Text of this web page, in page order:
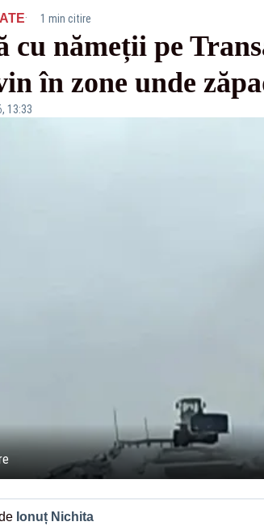
· 1 min citire
cu nămeții pe
în zone unde
13:33
Ionuț Nichita